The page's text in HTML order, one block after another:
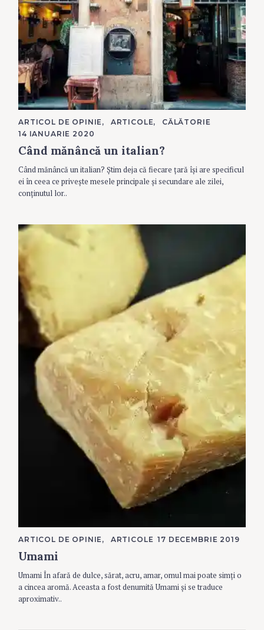
C
A
T
E
G
R
E
S
ARTICOL DE OPINIE ARTICOLE
CĂLĂTORIE
14 IANUARIE 2020
Când mănâncă un italian?
Când mănâncă un italian? Știm deja că fiecare țară își are specificul
ei în ceea ce privește mesele principale și secundare ale zilei,
conținutul lor..
C
T
E
G
O
R
E
ARTICOL DE OPINIE ARTICOLE 17 DECEMBRIE 2019
Umami
Umami În afară de dulce, sărat, acru, amar, omul mai poate simți o
a cincea aromă. Aceasta a fost denumită Umami și se traduce
aproximativ..